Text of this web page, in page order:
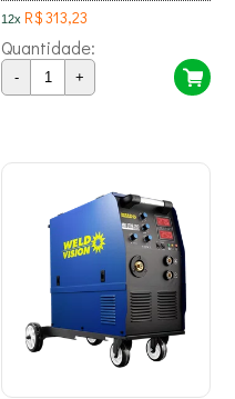
12x R$ 313,23
Quantidade:
- +